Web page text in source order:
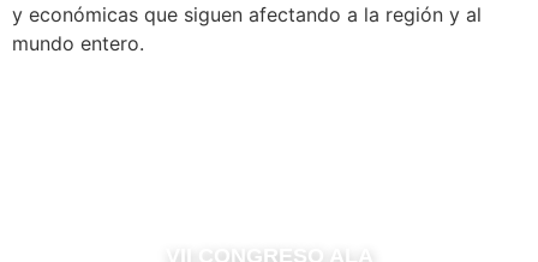
y económicas que siguen afectando a la región y al
mundo entero.
VII CONGRESO ALA